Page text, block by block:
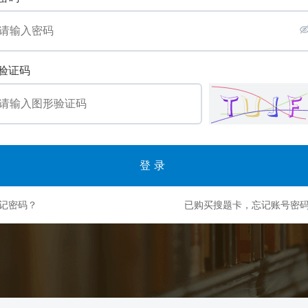
证码
登录
密码？ 已购买搜题卡，忘记账号密